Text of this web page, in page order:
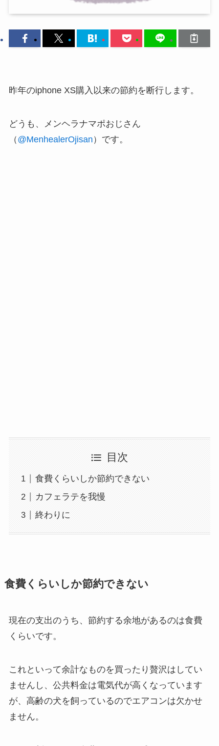
昨年のiphone XS購入以来の節約を断行します。
どうも、メンヘラナマポおじさん
（ @MenhealerOjisan ）です。
目次
食費くらいしか節約できない
カフェラテを我慢
終わりに
食費くらいしか節約できない
現在の支出のうち、節約する余地があるのは食費
くらいです。
これといって余計なものを買ったり贅沢はしてい
ませんし、公共料金は電気代が高くなっています
が、高齢の犬を飼っているのでエアコンは欠かせ
ません。